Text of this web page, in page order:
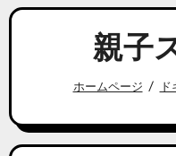
親子
ホームページ